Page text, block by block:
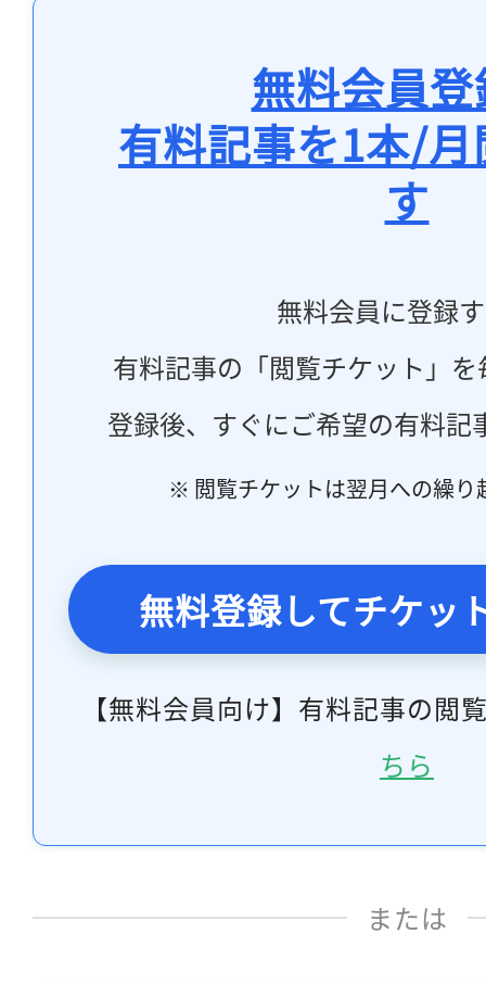
無料会員
有料記事を1本/
す
無料会員に登録
有料記事の「閲覧チケット」
登録後、すぐにご希望の有料記
※ 閲覧チケットは翌月への繰り
無料登録してチケッ
【無料会員向け】有料記事の閲
ちら
または